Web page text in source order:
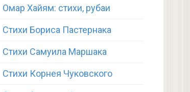
Омар Хайям: стихи, рубаи
Стихи Бориса Пастернака
Стихи Самуила Маршака
Стихи Корнея Чуковского